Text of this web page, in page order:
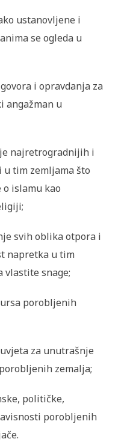
ustanovljene i
se ogleda u
i opravdanja za
angažman u
najretrogradnijih i
tim zemljama što
islamu kao
svih oblika otpora i
napretka u tim
vlastite snage;
porobljenih
za unutrašnje
zemalja;
političke,
porobljenih